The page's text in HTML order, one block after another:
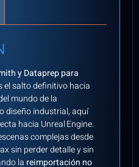
y Dataprep para
el salto definitivo hacia
mundo de la
diseño industrial, aquí
hacia Unreal Engine.
complejas desde
sin perder detalle y sin
la reimportación no